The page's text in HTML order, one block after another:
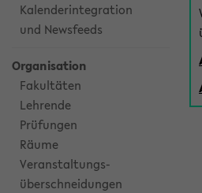
Kalenderintegration
und Newsfeeds
Organisation
Fakultäten
Lehrende
Prüfungen
Räume
Veranstaltungs-
überschneidungen